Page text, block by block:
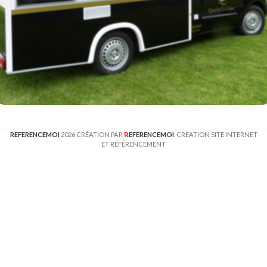
Formation SEA Référencement SEARéférencement SEO site vitrine
Arnouts Polyester
REFERENCEMOI 2026 CRÉATION PAR REFERENCEMOI. CREATION SITE INTERNET
ET RÉFÉRENCEMENT